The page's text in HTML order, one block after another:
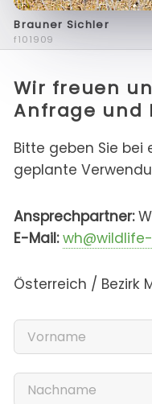
Brauner Sichler
f101909
Wir freuen
Anfrage und
Bitte geben Sie bei
geplante
Ansprechpartner:
E-Mail:
Österreich / Bezirk